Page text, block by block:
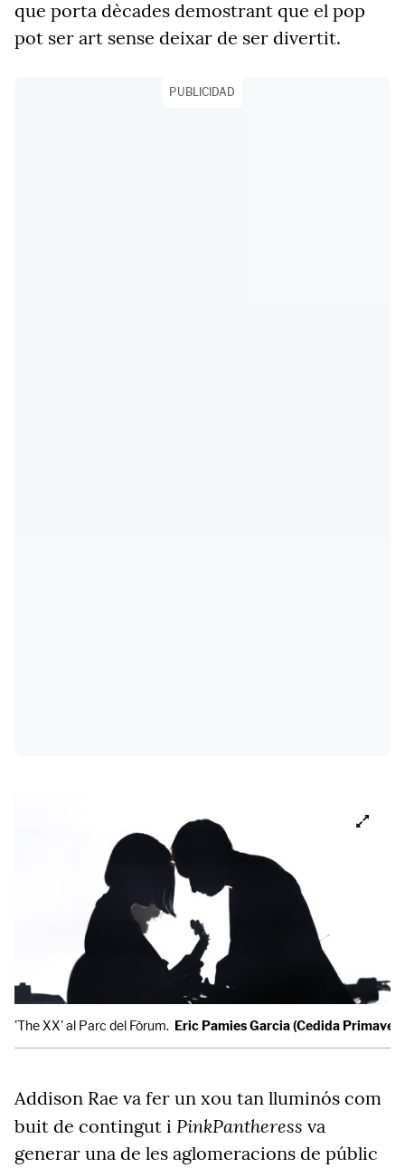
que porta dècades demostrant que el pop
pot ser art sense deixar de ser divertit.
PUBLICIDAD
'The XX' al Parc del Fòrum. Eric Pamies Garcia (Cedida
Addison Rae va fer un xou tan lluminós com
buit de contingut i PinkPantheress va
generar una de les aglomeracions de públic